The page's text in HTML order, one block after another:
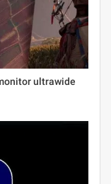
ultrawide